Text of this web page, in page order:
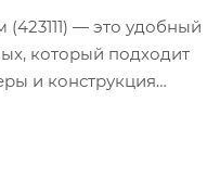
— это удобный
который подходит
и конструкция